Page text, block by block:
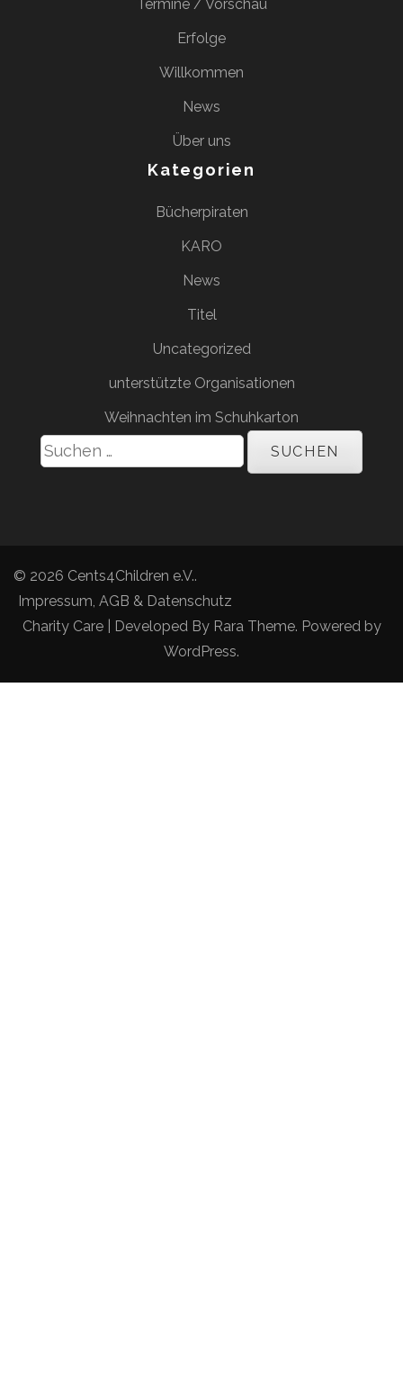
Termine / Vorschau
Erfolge
Willkommen
News
Über uns
Kategorien
Bücherpiraten
KARO
News
Titel
Uncategorized
unterstützte Organisationen
Weihnachten im Schuhkarton
Suchen
nach:
© 2026 Cents4Children e.V..
Impressum, AGB & Datenschutz
Charity Care | Developed By Rara Theme. Powered by
WordPress.